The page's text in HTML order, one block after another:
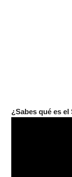
¿Sabes qué es